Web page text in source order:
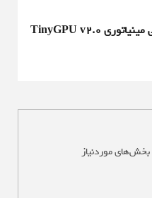
آزمایش‌های عملکرد تراشه گرافیکی مینیاتوری TinyGPU v2.0
بخش‌های موردنیاز